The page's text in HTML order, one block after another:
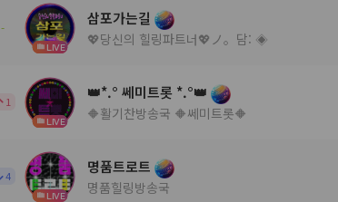
-
LIVE
삼포가는길
💖당신의 힐링파트너💖ノ。담: ◈
1
LIVE
👑*.° 쎄미트롯 *.°👑
🔶활기찬방송국 🔶쎄미트롯🔶
4
LIVE
명품트로트
명품힐링방송국